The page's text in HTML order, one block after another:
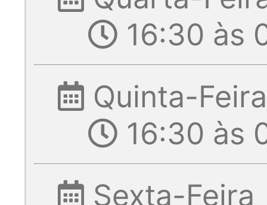
16:30 às
Quinta-Feira
16:30 às
Sexta-Feira